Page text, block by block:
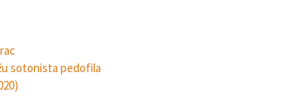
sotonista pedofila